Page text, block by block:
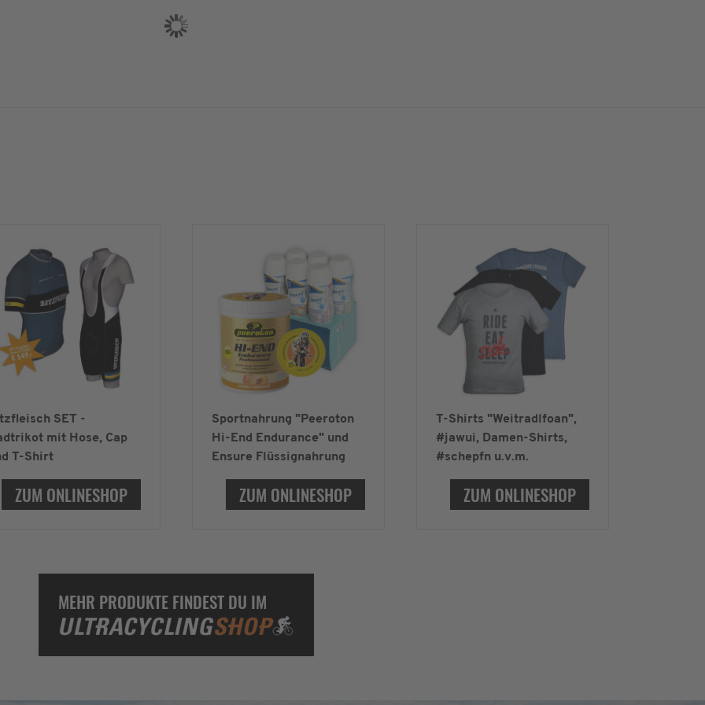
SET -
mit Hose, Cap
T-Shirt
ZUM ONLINESHOP
Sportnahrung "Peeroton
Hi-End Endurance" und
Ensure Flüssignahrung
ZUM ONLINESHOP
T-Shirts "Weitradlfoan",
#jawui, Damen-Shirts,
#schepfn u.v.m.
ZUM ONLINESHOP
MEHR PRODUKTE FINDEST DU IM